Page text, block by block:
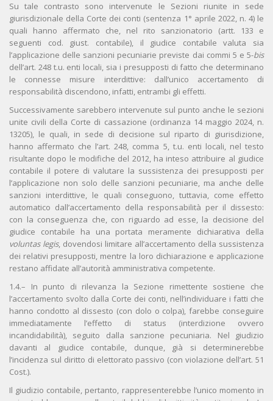
Su tale contrasto sono intervenute le Sezioni riunite in sede
giurisdizionale della Corte dei conti (sentenza 1° aprile 2022, n. 4) le
quali hanno affermato che, nel rito sanzionatorio (artt. 133 e
seguenti cod. giust. contabile), il giudice contabile valuta sia
l’applicazione delle sanzioni pecuniarie previste dai commi 5 e 5-bis
dell’art. 248 t.u. enti locali, sia i presupposti di fatto che determinano
le connesse misure interdittive: dall’unico accertamento di
responsabilità discendono, infatti, entrambi gli effetti.
Successivamente sarebbero intervenute sul punto anche le sezioni
unite civili della Corte di cassazione (ordinanza 14 maggio 2024, n.
13205), le quali, in sede di decisione sul riparto di giurisdizione,
hanno affermato che l’art. 248, comma 5, t.u. enti locali, nel testo
risultante dopo le modifiche del 2012, ha inteso attribuire al giudice
contabile il potere di valutare la sussistenza dei presupposti per
l’applicazione non solo delle sanzioni pecuniarie, ma anche delle
sanzioni interdittive, le quali conseguono, tuttavia, come effetto
automatico dall’accertamento della responsabilità per il dissesto:
con la conseguenza che, con riguardo ad esse, la decisione del
giudice contabile ha una portata meramente dichiarativa della
voluntas legis, dovendosi limitare all’accertamento della sussistenza
dei relativi presupposti, mentre la loro dichiarazione e applicazione
restano affidate all’autorità amministrativa competente.
1.4.– In punto di rilevanza la Sezione rimettente sostiene che
l’accertamento svolto dalla Corte dei conti, nell’individuare i fatti che
hanno condotto al dissesto (con dolo o colpa), farebbe conseguire
immediatamente l’effetto di status (interdizione ovvero
incandidabilità), seguito dalla sanzione pecuniaria. Nel giudizio
davanti al giudice contabile, dunque, già si determinerebbe
l’incidenza sul diritto di elettorato passivo (con violazione dell’art. 51
Cost.).
Il giudizio contabile, pertanto, rappresenterebbe l’unico momento in